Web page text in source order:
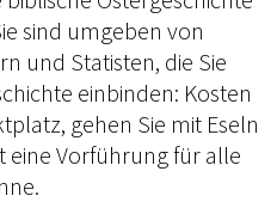
sind umgeben von
und Statisten, die Sie
einbinden: Kosten
gehen Sie mit Eseln
eine Vorführung für alle